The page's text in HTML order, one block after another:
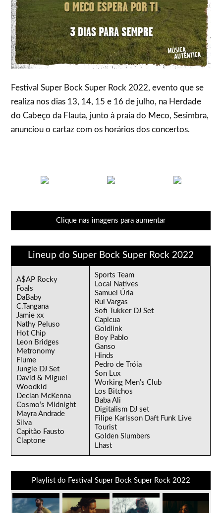
Festival Super Bock Super Rock 2022, evento que se
realiza nos dias 13, 14, 15 e 16 de julho, na Herdade
do Cabeço da Flauta, junto à praia do Meco, Sesimbra,
anunciou o cartaz com os horários dos concertos.
Clique nas imagens para aumentar
Lineup do Super Bock Super Rock 2022
A$AP Rocky
Foals
DaBaby
C.Tangana
Jamie xx
Nathy Peluso
Hot Chip
Leon Bridges
Metronomy
Flume
Jungle DJ Set
David & Miguel
Woodkid
Declan McKenna
Cosmo’s Midnight
Mayra Andrade
Silva
Capitão Fausto
Claptone
Sports Team
Local Natives
Samuel Úria
Rui Vargas
Sofi Tukker DJ Set
Capicua
Goldlink
Boy Pablo
Ganso
Hinds
Pedro de Tróia
Son Lux
Working Men’s Club
Los Bitchos
Baba Ali
Digitalism DJ set
Filipe Karlsson Daft Funk Live
Tourist
Golden Slumbers
Lhast
Playlist do Festival Super Bock Super Rock 2022